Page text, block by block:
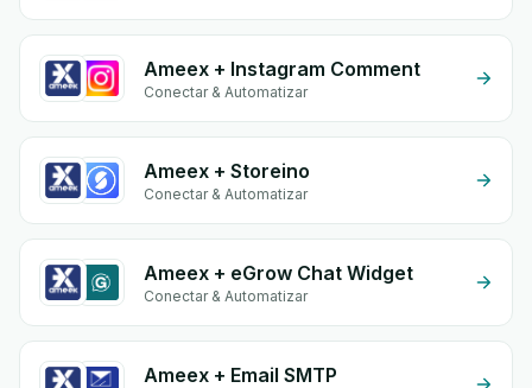
Ameex + Instagram Comment
Conectar & Automatizar
Ameex + Storeino
Conectar & Automatizar
Ameex + eGrow Chat Widget
Conectar & Automatizar
Ameex + Email SMTP